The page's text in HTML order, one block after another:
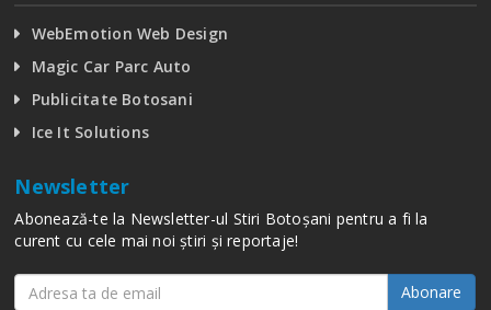
WebEmotion Web Design
Magic Car Parc Auto
Publicitate Botosani
Ice It Solutions
Newsletter
Abonează-te la Newsletter-ul Stiri Botoșani pentru a fi la
curent cu cele mai noi știri și reportaje!
Abonare